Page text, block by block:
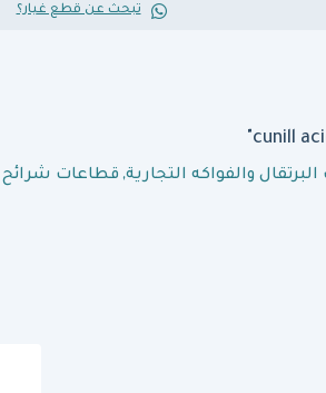
تبحث عن قطع غيار؟
والفواكه التجارية, قطاعات شرائح